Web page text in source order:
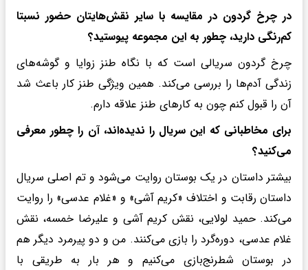
در چرخ گردون در مقایسه با سایر نقش‌هایتان حضور نسبتا
کم‌رنگی دارید، چطور به این مجموعه پیوستید؟
چرخ گردون ‌سریالی است که با نگاه طنز زوایا و گوشه‌های
زندگی آدم‌ها را بررسی می‌کند. همین ویژگی طنز کار باعث شد
آن را قبول کنم چون به کارهای طنز علاقه دارم.
برای مخاطبانی که این سریال را ندیده‌اند، آن را چطور معرفی
می‌کنید؟
بیشتر داستان در یک بوستان روایت می‌شود و تم اصلی سریال
داستان رقابت و اختلاف «کریم آشی» و «غلام عدسی» را روایت
می‌کند. حمید لولایی، نقش کریم آشی و علیرضا خمسه، نقش
غلام عدسی، دوره‌گرد را بازی می‌کنند. من و دو پیرمرد دیگر هم
در بوستان شطرنج‌بازی می‌کنیم و هر بار به طریقی با